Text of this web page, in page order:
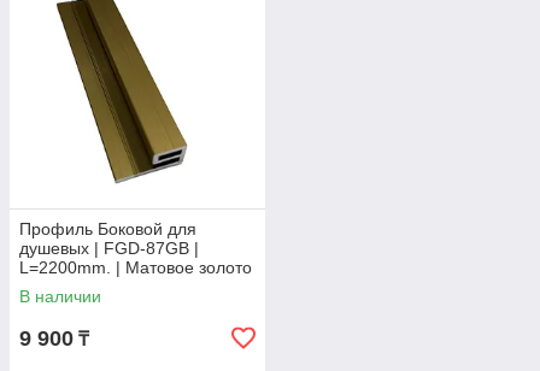
Профиль Боковой для
душевых | FGD-87GB |
L=2200mm. | Матовое золото
В наличии
9 900 ₸